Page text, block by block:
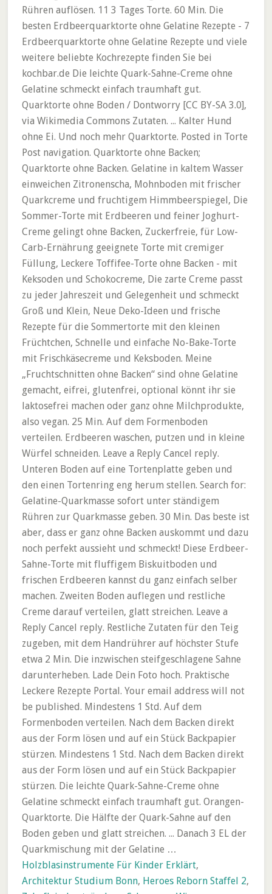
Holzblasinstrumente Für Kinder Erklärt,
Architektur Studium Bonn, Heroes Reborn Staffel 2,